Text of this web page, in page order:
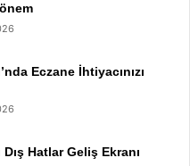
Eczane İhtiyacınızı
Hatlar Geliş Ekranı